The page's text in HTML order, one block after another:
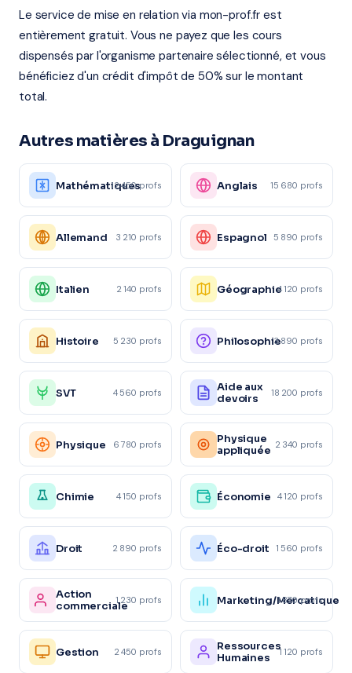
Le service de mise en relation via mon-prof.fr est
entièrement gratuit. Vous ne payez que les cours
dispensés par l'organisme partenaire sélectionné, et vous
bénéficiez d'un crédit d'impôt de 50% sur le montant
total.
Autres matières à Draguignan
Mathématiques
12 450 profs Anglais 15 680 profs
Allemand 3 210 profs Espagnol 5 890 profs
Italien 2 140 profs Géographie4 120 profs
Histoire 5 230 profs Philosophie3 890 profs
SVT 4 560 profs
Aide aux
devoirs
18 200 profs
Physique 6 780 profs
Physique
appliquée 2 340 profs
Chimie 4 150 profs Économie 4 120 profs
Droit 2 890 profs Éco-droit 1 560 profs
Action
commerciale1 230 profs Marketing/Mercatique
1 870 profs
Gestion 2 450 profs
Ressources
Humaines
1 120 profs